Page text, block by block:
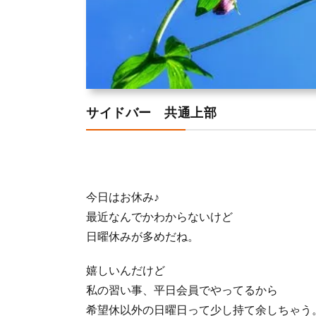
サイドバー 共通上部
今日はお休み♪
最近なんでかわからないけど
日曜休みが多めだね。
嬉しいんだけど
私の習い事、平日会員でやってるから
希望休以外の日曜日って少し持て余しちゃう